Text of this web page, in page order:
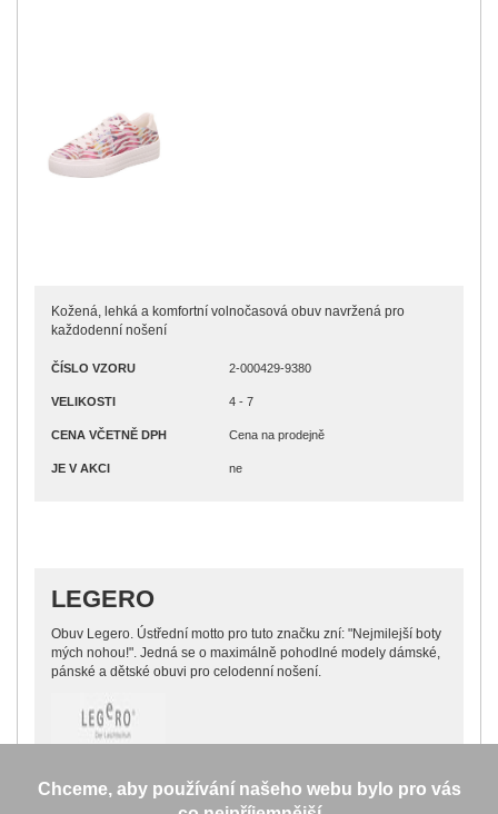
Kožená, lehká a komfortní volnočasová obuv navržená pro
každodenní nošení
ČÍSLO VZORU
VELIKOSTI
CENA VČETNĚ DPH
JE V AKCI
2-000429-9380
4 - 7
Cena na prodejně
ne
LEGERO
Obuv Legero. Ústřední motto pro tuto značku zní: "Nejmilejší boty
mých nohou!". Jedná se o maximálně pohodlné modely dámské,
pánské a dětské obuvi pro celodenní nošení.
Chceme, aby používání našeho webu bylo pro vás